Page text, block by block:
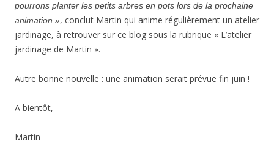
pourrons planter les petits arbres en pots lors de la prochaine
animation », conclut Martin qui anime régulièrement un atelier
jardinage, à retrouver sur ce blog sous la rubrique « L’atelier
jardinage de Martin ».
Autre bonne nouvelle : une animation serait prévue fin juin !
A bientôt,
Martin